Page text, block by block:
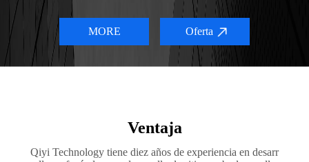
profesionalismo, innovación, integridad y emprendimiento, se
adhieren al concepto de primer servicio centrado en el cliente,
en el servicio continuamos combinando el pensamiento de
Internet, las nuevas tecnologías con la situación real de los
MORE Oferta
Ventaja
Qiyi Technology tiene diez años de experiencia en desarr